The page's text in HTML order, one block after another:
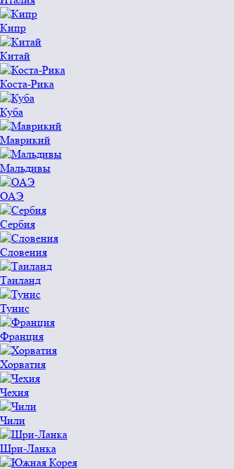
Кипр
Китай
Коста-Рика
Куба
Маврикий
Мальдивы
ОАЭ
Сербия
Словения
Таиланд
Тунис
Франция
Хорватия
Чехия
Чили
Шри-Ланка